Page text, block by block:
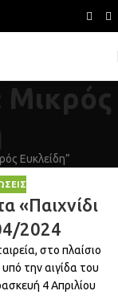
Μικρός
Ευκλείδη”
«Παιχνίδι
2024
στο πλαίσιο
την αιγίδα του
4 Απριλίου